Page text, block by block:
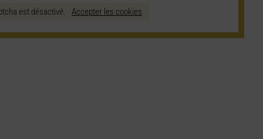
est désactivé. Accepter les cookies